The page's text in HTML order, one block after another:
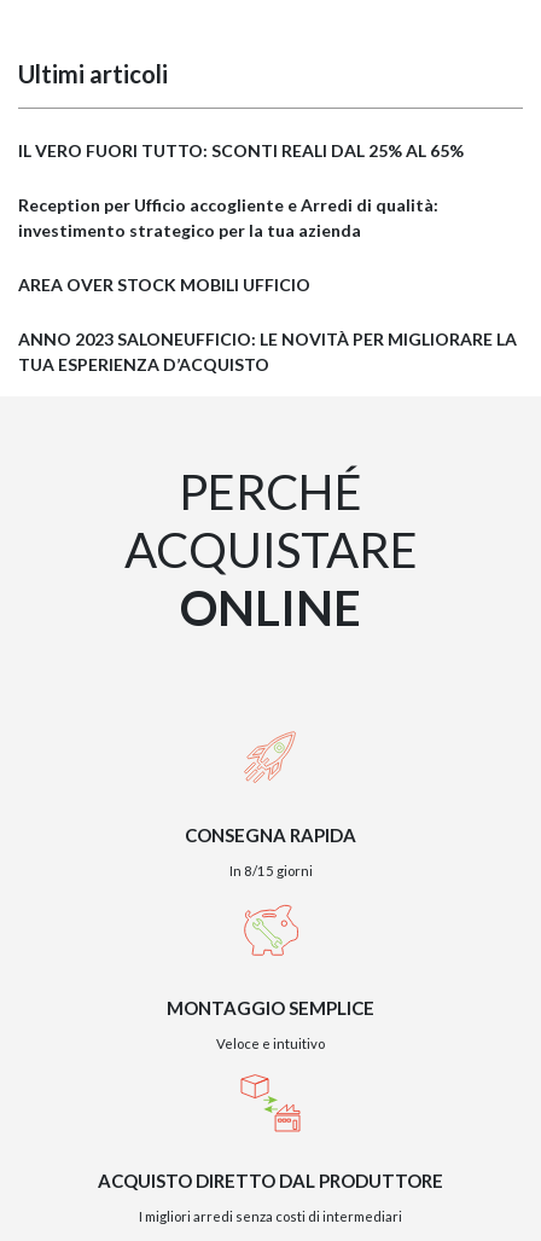
Ultimi articoli
IL VERO FUORI TUTTO: SCONTI REALI DAL 25% AL 65%
Reception per Ufficio accogliente e Arredi di qualità:
investimento strategico per la tua azienda
AREA OVER STOCK MOBILI UFFICIO
ANNO 2023 SALONEUFFICIO: LE NOVITÀ PER MIGLIORARE LA
TUA ESPERIENZA D’ACQUISTO
PERCHÉ
ACQUISTARE
ONLINE
CONSEGNA RAPIDA
In 8/15 giorni
MONTAGGIO SEMPLICE
Veloce e intuitivo
ACQUISTO DIRETTO DAL PRODUTTORE
I migliori arredi senza costi di intermediari